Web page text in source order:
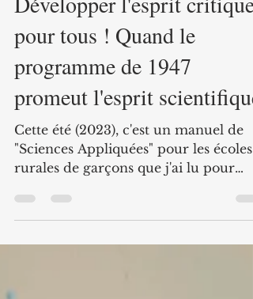
23 août 2023
3 min de lecture
Développer l'esprit critique
pour tous ! Quand le
programme de 1947
promeut l'esprit scientifique.
Cette été (2023), c'est un manuel de
rurales de garçons que j'ai lu pour
vous. Je collectionne les...